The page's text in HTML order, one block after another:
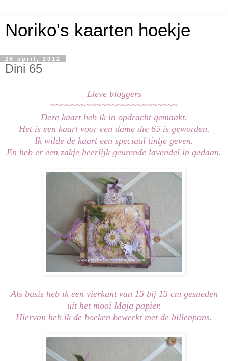
Noriko's kaarten hoekje
28 april, 2012
Dini 65
Lieve bloggers
~~~~~~~~~~~~~~~~~~~~~~~~~
Deze kaart heb ik in opdracht gemaakt.
Het is een kaart voor een dame die 65 is geworden.
Ik wilde de kaart een speciaal tintje geven.
En heb er een zakje heerlijk geurende lavendel in gedaan.
Als basis heb ik een vierkant van 15 bij 15 cm gesneden
uit het mooi Maja papier.
Hiervan heb ik de hoeken bewerkt met de billenpons.